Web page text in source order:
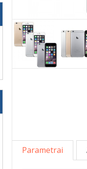
Parametrai